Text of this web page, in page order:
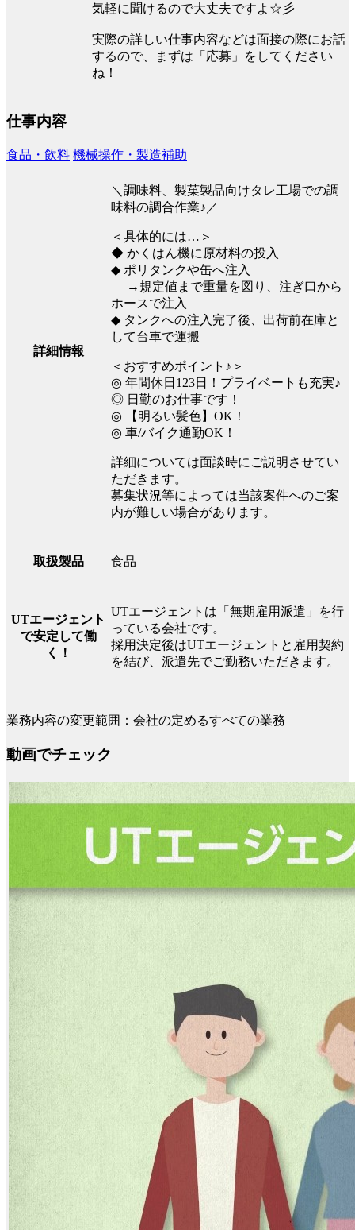
気軽に聞けるので大丈夫ですよ☆彡
実際の詳しい仕事内容などは面接の際にお話
するので、まずは「応募」をしてください
ね！
仕事内容
食品・飲料 機械操作・製造補助
詳細情報
＼調味料、製菓製品向けタレ工場での調
味料の調合作業♪／
＜具体的には…＞
◆ かくはん機に原材料の投入
◆ ポリタンクや缶へ注入
→規定値まで重量を図り、注ぎ口から
ホースで注入
◆ タンクへの注入完了後、出荷前在庫と
して台車で運搬
＜おすすめポイント♪＞
◎ 年間休日123日！プライベートも充実♪
◎ 日勤のお仕事です！
◎ 【明るい髪色】OK！
◎ 車/バイク通勤OK！
詳細については面談時にご説明させてい
ただきます。
募集状況等によっては当該案件へのご案
内が難しい場合があります。
取扱製品 食品
UTエージェント
で安定して働
く！
UTエージェントは「無期雇用派遣」を行
っている会社です。
採用決定後はUTエージェントと雇用契約
を結び、派遣先でご勤務いただきます。
業務内容の変更範囲：会社の定めるすべての業務
動画でチェック